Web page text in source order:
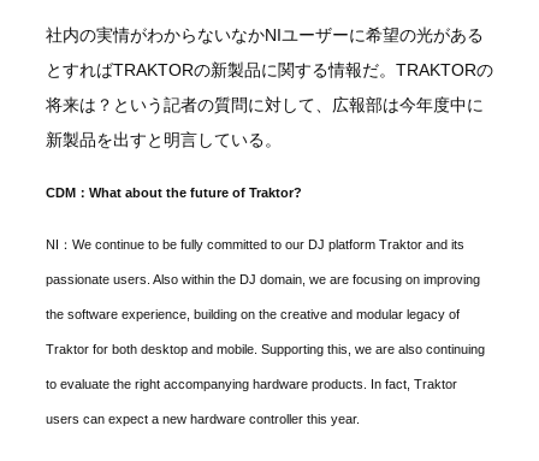
社内の実情がわからないなかNIユーザーに希望の光がある
とすればTRAKTORの新製品に関する情報だ。TRAKTORの
将来は？という記者の質問に対して、広報部は今年度中に
新製品を出すと明言している。
CDM：What about the future of Traktor?
NI：We continue to be fully committed to our DJ platform Traktor and its
passionate users. Also within the DJ domain, we are focusing on improving
the software experience, building on the creative and modular legacy of
Traktor for both desktop and mobile. Supporting this, we are also continuing
to evaluate the right accompanying hardware products. In fact, Traktor
users can expect a new hardware controller this year.